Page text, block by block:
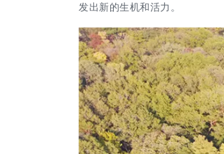
发出新的生机和活力。